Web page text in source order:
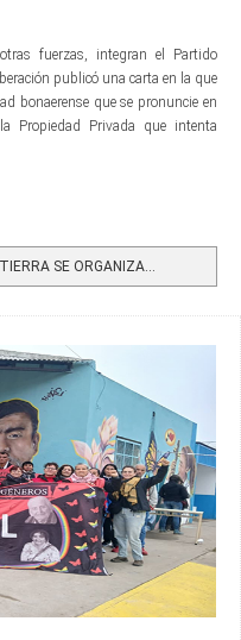
fuerzas, integran el Partido
publicó una carta en la que
bonaerense que se pronuncie en
Propiedad Privada que intenta
SE ORGANIZA...